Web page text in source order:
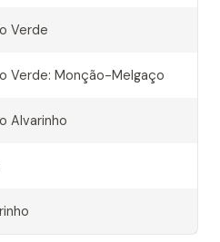
Verde
Verde: Monção-Melgaço
Alvarinho